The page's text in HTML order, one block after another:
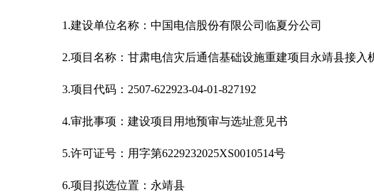
1.建设单位名称：中国电信股份有限公司临夏分公司
2.项目名称：甘肃电信灾后通信基础设施重建项目永靖县接入
3.项目代码：2507-622923-04-01-827192
4.审批事项：建设项目用地预审与选址意见书
5.许可证号：用字第6229232025XS0010514号
6.项目拟选位置：永靖县